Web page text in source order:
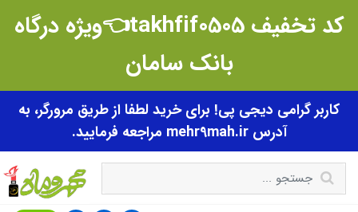
کد تخفیف takhfif0505👈ویژه درگاه
بانک سامان
کاربر گرامی دیجی پی! برای خرید لطفا از طریق مرورگر، به
آدرس mehr9mah.ir مراجعه فرمایید.